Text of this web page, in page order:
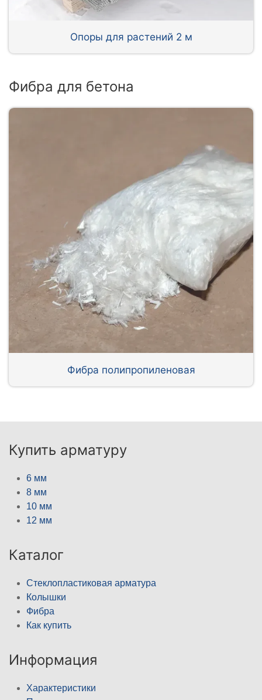
Опоры для растений 2 м
Фибра для бетона
Фибра полипропиленовая
Купить арматуру
6 мм
8 мм
10 мм
12 мм
Каталог
Стеклопластиковая арматура
Колышки
Фибра
Как купить
Информация
Характеристики